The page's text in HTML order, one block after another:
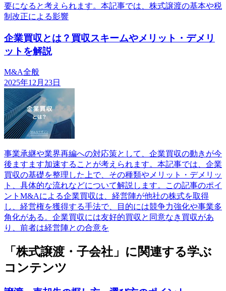
要になると考えられます。本記事では、株式譲渡の基本や税
制改正による影響
企業買収とは？買収スキームやメリット・デメリ
ットを解説
M&A全般
2025年12月23日
事業承継や業界再編への対応策として、企業買収の動きが今
後ますます加速することが考えられます。本記事では、企業
買収の基礎を整理した上で、その種類やメリット・デメリッ
ト、具体的な流れなどについて解説します。この記事のポイ
ントM&Aによる企業買収は、経営陣が他社の株式を取得
し、経営権を獲得する手法で、目的には競争力強化や事業多
角化がある。企業買収には友好的買収と同意なき買収があ
り、前者は経営陣との合意を
「株式譲渡・子会社」に関連する学ぶ
コンテンツ